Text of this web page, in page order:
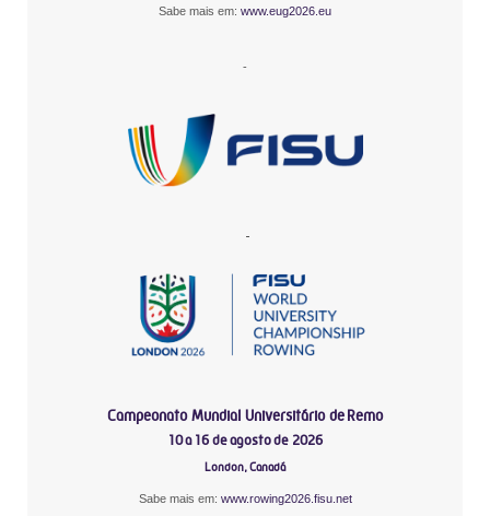
Sabe mais em: www.eug2026.eu
-
-
Campeonato Mundial Universitário de Remo
10 a 16 de agosto de 2026
London, Canadá
Sabe mais em: www.rowing2026.fisu.net